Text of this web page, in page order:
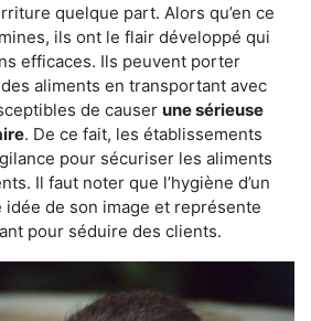
quelque part. Alors qu’en ce
ils ont le flair développé qui
efficaces. Ils peuvent porter
aliments en transportant avec
de causer une sérieuse
. De ce fait, les établissements
pour sécuriser les aliments
Il faut noter que l’hygiène d’un
de son image et représente
pour séduire des clients.